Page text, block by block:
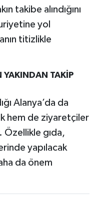
takibe alındığını
yol
titizlikle
YAKINDAN TAKİP
Alanya’da da
hem de ziyaretçiler
Özellikle gıda,
yapılacak
da önem